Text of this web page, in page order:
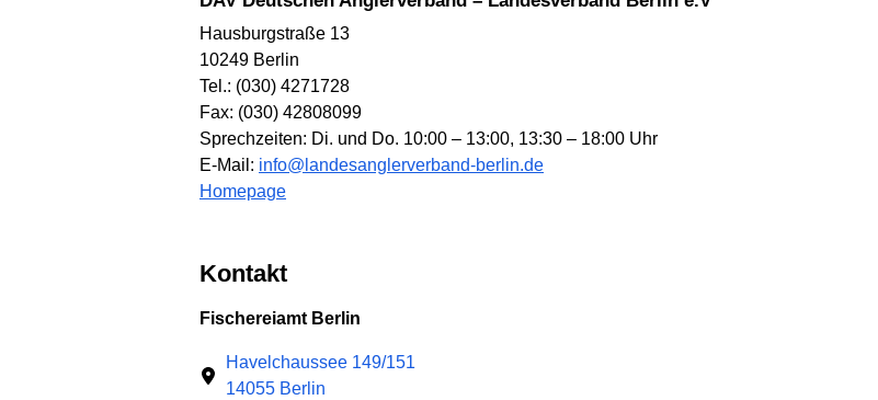
Hausburgstraße 13
10249 Berlin
Tel.: (030) 4271728
Fax: (030) 42808099
Sprechzeiten: Di. und Do. 10:00 – 13:00, 13:30 – 18:00 Uhr
E-Mail: info@landesanglerverband-berlin.de
Homepage
Kontakt
Fischereiamt Berlin
Havelchaussee 149/151
14055 Berlin